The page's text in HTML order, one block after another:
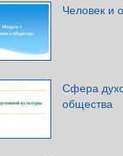
Человек и
Сфера
общества